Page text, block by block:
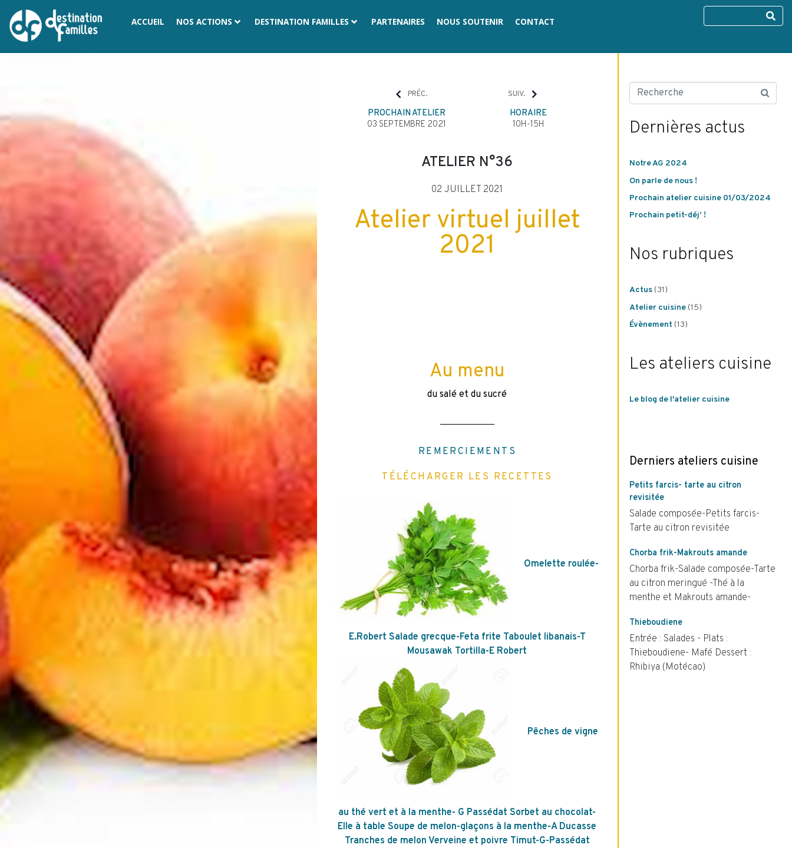
ACCUEIL NOS ACTIONS DESTINATION FAMILLES PARTENAIRES NOUS SOUTENIR CONTACT
PRÉC. SUIV.
PROCHAIN ATELIER
03 SEPTEMBRE 2021
HORAIRE
10H-15H
ATELIER N°36
02 JUILLET 2021
Atelier virtuel juillet
2021
Au menu
du salé et du sucré
REMERCIEMENTS
TÉLÉCHARGER LES RECETTES
Omelette roulée-
E.Robert Salade grecque-Feta frite Taboulet libanais-T
Mousawak Tortilla-E Robert
Pêches de vigne
au thé vert et à la menthe- G Passédat Sorbet au chocolat-
Elle à table Soupe de melon-glaçons à la menthe-A Ducasse
Tranches de melon Verveine et poivre Timut-G-Passédat
Dernières actus
Notre AG 2024
On parle de nous !
Prochain atelier cuisine 01/03/2024
Prochain petit-déj’ !
Nos rubriques
Actus(31)
Atelier cuisine(15)
Évènement (13)
Les ateliers cuisine
Le blog de l'atelier cuisine
Derniers ateliers cuisine
Petits farcis- tarte au citron
revisitée
Salade composée-Petits farcis-
Tarte au citron revisitée
Chorba frik-Makrouts amande
Chorba frik-Salade composée-Tarte
au citron meringué -Thé à la
menthe et Makrouts amande-
Thieboudiene
Entrée : Salades - Plats :
Thieboudiene- Mafé Dessert :
Rhibiya (Motécao)